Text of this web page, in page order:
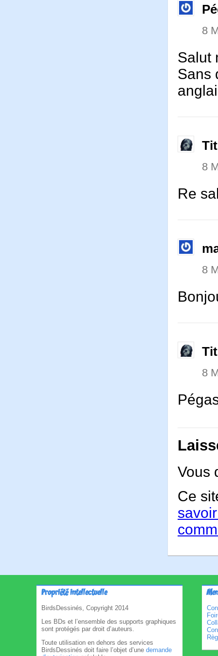
8
Salut
Sans
8
Re
8
8
Vous
Ce
Propriété intellectuelle
BirdsDessinés, Copyright 2014
Les BDs et l’ensemble des supports graphiques
sont protégés par droit d’auteurs.
Toute utilisation en dehors des services
BirdsDessinés doit faire l’objet d’une demande